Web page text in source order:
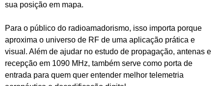
sua posição em mapa.
Para o público do radioamadorismo, isso importa porque
aproxima o universo de RF de uma aplicação prática e
visual. Além de ajudar no estudo de propagação, antenas e
recepção em 1090 MHz, também serve como porta de
entrada para quem quer entender melhor telemetria